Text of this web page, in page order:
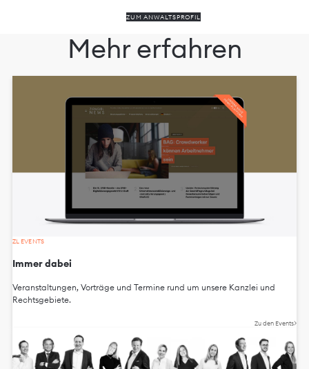
ZUM ANWALTSPROFIL
Mehr erfahren
ZL EVENTS
Immer dabei
Veranstaltungen, Vorträge und Termine rund um unsere Kanzlei und
Rechtsgebiete.
Zu den Events